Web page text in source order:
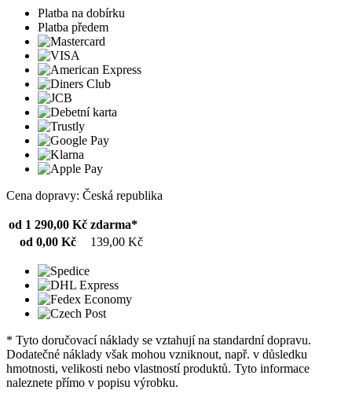
Platba na dobírku
Platba předem
Cena dopravy: Česká republika
od 1 290,00 Kč zdarma*
od 0,00 Kč
139,00 Kč
* Tyto doručovací náklady se vztahují na standardní dopravu.
Dodatečné náklady však mohou vzniknout, např. v důsledku
hmotnosti, velikosti nebo vlastností produktů. Tyto informace
naleznete přímo v popisu výrobku.